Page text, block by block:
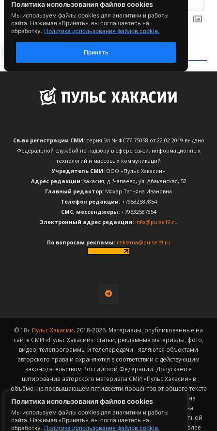
Политика использования файлов cookies
Мы используем файлы cookies для аналитики и работы
сайта. Нажимая «Принять», вы соглашаетесь на
обработку. Политика использования файлов cookie.
Св-во регистрации СМИ:серия Эл № ФС77-75058 от 22.02.2019 выдано
Федеральной службой по надзору в сфере связи, информационных
технологий и массовых коммуникаций
Учредитель СМИ: ООО «Пульс Хакасии»
Адрес редакции:Хакасия, д. Чапаево, ул. Абаканская, 52
Главный редактор: Мяхар Татьяна Ивановна
Телефон редакции:+79532587854
CМС, мессенджеры:+79532587854
Электронный адрес редакции: info@pulse19.ru
По вопросам рекламы: reklama@pulse19.ru
© 18+ Пульс Хакасии. 2018-2026. Материалы, опубликованные на
сайте СМИ «Пульс Хакасии»: статьи, рекламные материалы, фото,
видео, телепрограммы и телепередачи - являются объектами
авторского права и охраняются в соответствии с действующим
законодательством Российской Федерации. Допускается
цитирование авторского материала СМИ «Пульс Хакасии» в
объёме, не превышающем пятидесяти процентов от общего текста
публикации с обязательным размещением гиперссылки на
страницу заимствования материала. Гиперссылка должна
размещаться в тексте цитируемого материала и быть доступной
для индексации поисковыми системами. Заимствование более